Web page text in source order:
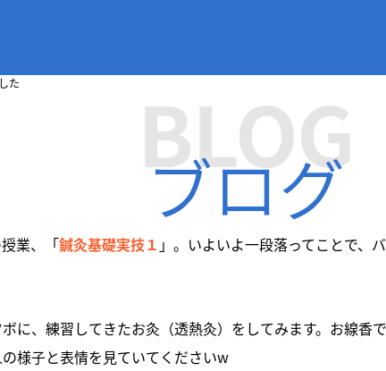
た BLOG
ブログ
業、「鍼灸基礎実技１ 」。いよいよ一段落ってことで、
、練習してきたお灸（透熱灸）をしてみます。お線香で
様子と表情を見ていてくださいw